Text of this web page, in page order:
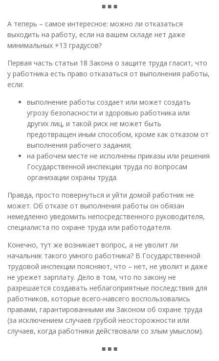
■ ■ ■
А теперь – самое интересное: можно ли отказаться
выходить на работу, если на вашем складе нет даже
минимальных +13 градусов?
Первая часть статьи 18 Закона о защите труда гласит, что
у работника есть право отказаться от выполнения работы,
если:
выполнение работы cоздает или может создать
угрозу безопасности и здоровью работника или
других лиц, и такой риск не может быть
предотвращен иным способом, кроме как отказом от
выполнения рабочего задания;
на рабочем месте не исполнены приказы или решения
Государственной инспекции труда по вопросам
организации охраны труда.
Правда, просто повернуться и уйти домой работник не
может. Об отказе от выполнения работы он обязан
немедленно уведомить непосредственного руководителя,
специалиста по охране труда или работодателя.
Конечно, тут же возникает вопрос, а не уволит ли
начальник такого умного работника? В Государственной
трудовой инспекции поясняют, что – нет, не уволит и даже
не урежет зарплату. Дело в том, что по закону не
разрешается создавать неблагоприятные последствия для
работников, которые всего-навсего воспользовались
правами, гарантированными им Законом об охране труда
(за исключением случаев грубой неосторожности или
случаев, когда работники действовали со злым умыслом).
■ ■ ■